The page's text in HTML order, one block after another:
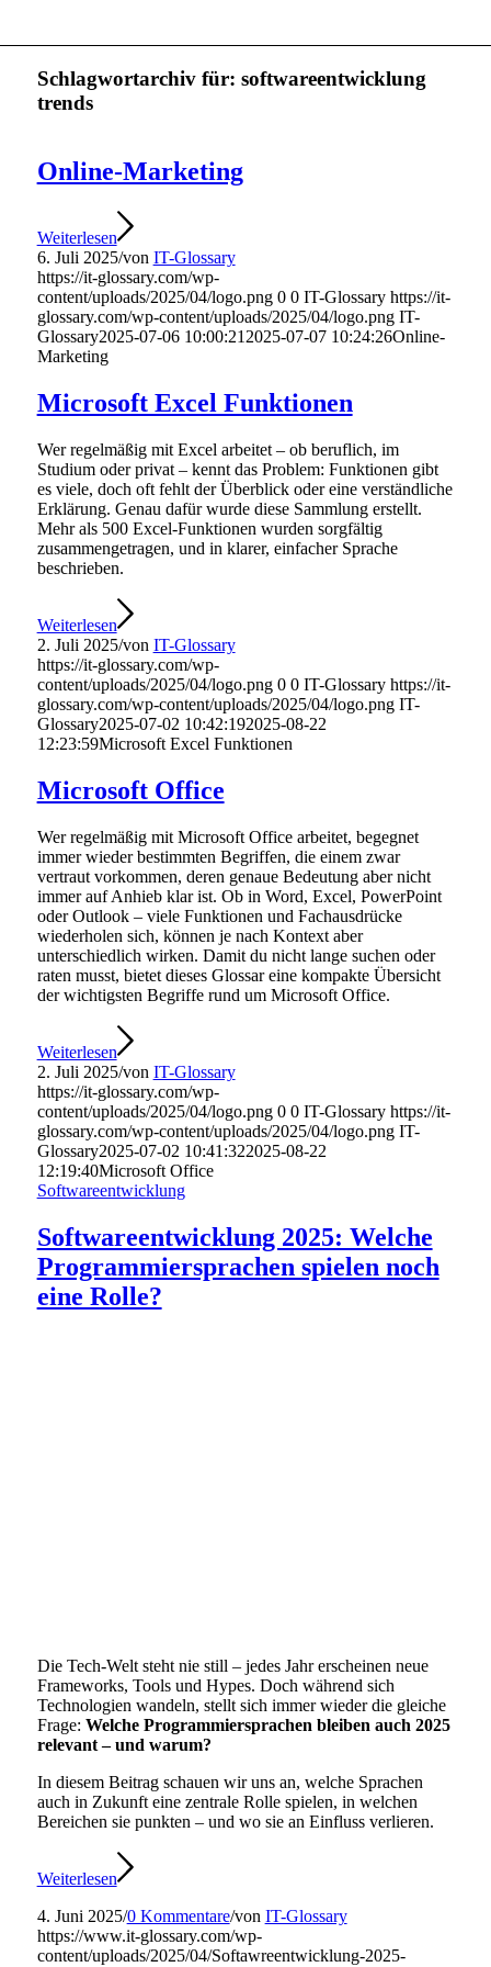
Schlagwortarchiv für: softwareentwicklung
trends
Online-Marketing
Weiterlesen
6. Juli 2025/von IT-Glossary
https://it-glossary.com/wp-
content/uploads/2025/04/logo.png 0 0 IT-Glossary https://it-
glossary.com/wp-content/uploads/2025/04/logo.png IT-
Glossary2025-07-06 10:00:21 2025-07-07 10:24:26Online-
Marketing
Microsoft Excel Funktionen
Wer regelmäßig mit Excel arbeitet – ob beruflich, im
Studium oder privat – kennt das Problem: Funktionen gibt
es viele, doch oft fehlt der Überblick oder eine verständliche
Erklärung. Genau dafür wurde diese Sammlung erstellt.
Mehr als 500 Excel-Funktionen wurden sorgfältig
zusammengetragen, und in klarer, einfacher Sprache
beschrieben.
Weiterlesen
2. Juli 2025/von IT-Glossary
https://it-glossary.com/wp-
content/uploads/2025/04/logo.png 0 0 IT-Glossary https://it-
glossary.com/wp-content/uploads/2025/04/logo.png IT-
Glossary2025-07-02 10:42:192025-08-22
12:23:59Microsoft Excel Funktionen
Microsoft Office
Wer regelmäßig mit Microsoft Office arbeitet, begegnet
immer wieder bestimmten Begriffen, die einem zwar
vertraut vorkommen, deren genaue Bedeutung aber nicht
immer auf Anhieb klar ist. Ob in Word, Excel, PowerPoint
oder Outlook – viele Funktionen und Fachausdrücke
wiederholen sich, können je nach Kontext aber
unterschiedlich wirken. Damit du nicht lange suchen oder
raten musst, bietet dieses Glossar eine kompakte Übersicht
der wichtigsten Begriffe rund um Microsoft Office.
Weiterlesen
2. Juli 2025/von IT-Glossary
https://it-glossary.com/wp-
content/uploads/2025/04/logo.png 0 0 IT-Glossary https://it-
glossary.com/wp-content/uploads/2025/04/logo.png IT-
Glossary2025-07-02 10:41:322025-08-22
12:19:40Microsoft Office
Softwareentwicklung
Softwareentwicklung 2025: Welche
Programmiersprachen spielen noch
eine Rolle?
Die Tech-Welt steht nie still – jedes Jahr erscheinen neue
Frameworks, Tools und Hypes. Doch während sich
Technologien wandeln, stellt sich immer wieder die gleiche
Frage: Welche Programmiersprachen bleiben auch 2025
relevant – und warum?
In diesem Beitrag schauen wir uns an, welche Sprachen
auch in Zukunft eine zentrale Rolle spielen, in welchen
Bereichen sie punkten – und wo sie an Einfluss verlieren.
Weiterlesen
4. Juni 2025/0 Kommentare/von IT-Glossary
https://www.it-glossary.com/wp-
content/uploads/2025/04/Softawreentwicklung-2025-